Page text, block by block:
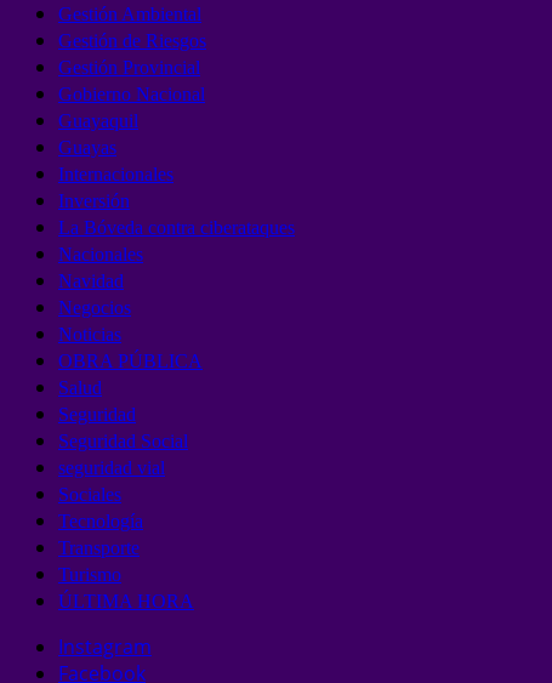
Gestión Ambiental
Gestión de Riesgos
Gestión Provincial
Gobierno Nacional
Guayaquil
Guayas
Internacionales
Inversión
La Bóveda contra ciberataques
Nacionales
Navidad
Negocios
Noticias
OBRA PÚBLICA
Salud
Seguridad
Seguridad Social
seguridad vial
Sociales
Tecnología
Transporte
Turismo
ÚLTIMA HORA
Instagram
Facebook